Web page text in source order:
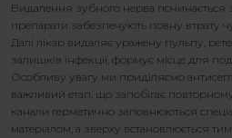
Видалення зубного нерва починається
препарати забезпечують повну втрату
Далі лікар видаляє уражену пульпу,
залишків інфекції, формує місце для
Особливу увагу ми приділяємо
важливий етап, що запобігає
канали герметично заповнюються
матеріалом, а зверху встановлюється